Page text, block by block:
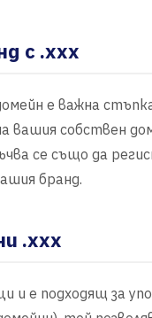
с .xxx
е важна
собствен
се също да
бранд.
.xxx
и е подходящ за